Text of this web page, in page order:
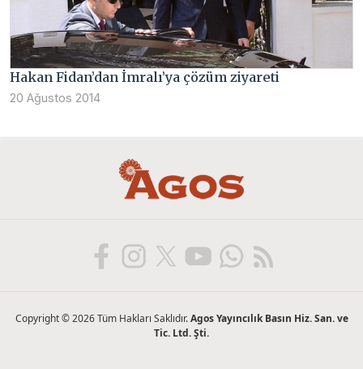
Hakan Fidan’dan İmralı’ya çözüm ziyareti
20 Ağustos 2014
Copyright © 2026 Tüm Hakları Saklıdır.Agos Yayıncılık Basın Hiz. San. ve
Tic. Ltd. Şti.